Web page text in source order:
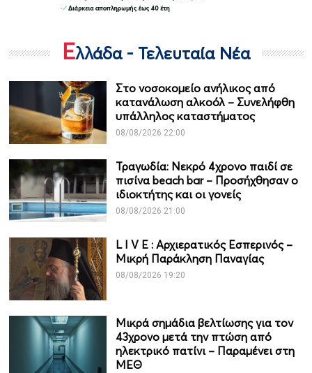
Ελλάδα - Τελευταία Νέα
Στο νοσοκομείο ανήλικος από
κατανάλωση αλκοόλ – Συνελήφθη
υπάλληλος καταστήματος
08/08/2026 22:00
Τραγωδία: Νεκρό 4χρονο παιδί σε
πισίνα beach bar – Προσήχθησαν ο
ιδιοκτήτης και οι γονείς
08/08/2026 21:00
L I V Ε : Αρχιερατικός Εσπερινός –
Μικρή Παράκληση Παναγίας
08/08/2026 19:20
Μικρά σημάδια βελτίωσης για τον
43χρονο μετά την πτώση από
ηλεκτρικό πατίνι – Παραμένει στη
ΜΕΘ